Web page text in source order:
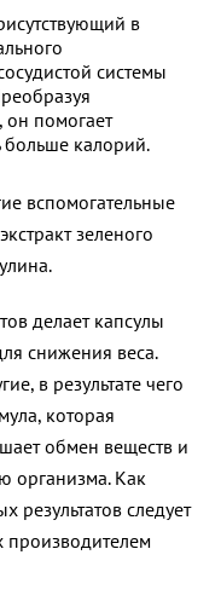
в
системы
помогает
больше калорий.
вспомогательные
зеленого
делает капсулы
снижения веса.
в результате чего
которая
обмен веществ и
организма. Как
результатов следует
производителем